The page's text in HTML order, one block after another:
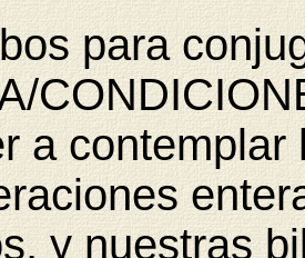
para
a
y nuestras